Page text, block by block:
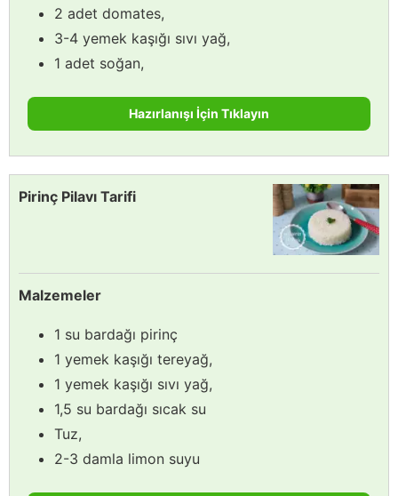
2 adet domates,
3-4 yemek kaşığı sıvı yağ,
1 adet soğan,
Hazırlanışı İçin Tıklayın
Pirinç Pilavı Tarifi
Malzemeler
1 su bardağı pirinç
1 yemek kaşığı tereyağ,
1 yemek kaşığı sıvı yağ,
1,5 su bardağı sıcak su
Tuz,
2-3 damla limon suyu